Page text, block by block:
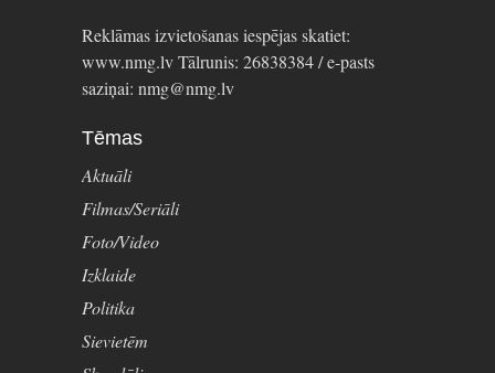
Reklāmas izvietošanas iespējas skatiet:
www.nmg.lv Tālrunis: 26838384 / e-pasts
saziņai: nmg@nmg.lv
Tēmas
Aktuāli
Filmas/Seriāli
Foto/Video
Izklaide
Politika
Sievietēm